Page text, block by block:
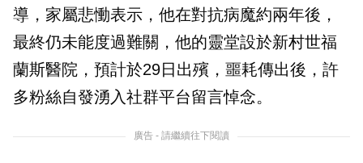
導，家屬悲慟表示，他在對抗病魔約兩年後，
最終仍未能度過難關，他的靈堂設於新村世福
蘭斯醫院，預計於29日出殯，噩耗傳出後，許
多粉絲自發湧入社群平台留言悼念。
廣告 - 請繼續往下閱讀